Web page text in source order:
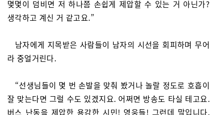
몇몇이 덤비면 저 하나쯤 손쉽게 제압할 수 있는 거 아닌가?
생각하고 계신 거 같고요.”
남자에게 지목받은 사람들이 남자의 시선을 회피하며 무어
라 중얼거린다.
“선생님들이 몇 번 손발을 맞춰 봤거나 놀랄 정도로 호흡이
잘 맞는다면 그럴 수도 있겠지요. 어쩌면 방송도 타실 테고요.
버스 난동을 제압한 용감한 시민! 영웅들! 그런데 말입니다.